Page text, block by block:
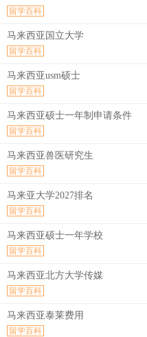
留学百科
马来西亚国立大学
留学百科
马来西亚usm硕士
留学百科
马来西亚硕士一年制申请条件
留学百科
马来西亚兽医研究生
留学百科
马来亚大学2027排名
留学百科
马来西亚硕士一年学校
留学百科
马来西亚北方大学传媒
留学百科
马来西亚泰莱费用
留学百科